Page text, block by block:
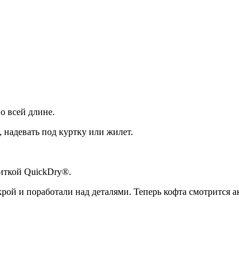
всей длине.
под куртку или жилет.
QuickDry®.
и поработали над деталями. Теперь кофта смотрится